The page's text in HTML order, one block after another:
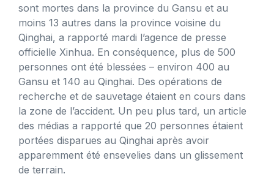
sont mortes dans la province du Gansu et au
moins 13 autres dans la province voisine du
Qinghai, a rapporté mardi l’agence de presse
officielle Xinhua. En conséquence, plus de 500
personnes ont été blessées – environ 400 au
Gansu et 140 au Qinghai. Des opérations de
recherche et de sauvetage étaient en cours dans
la zone de l’accident. Un peu plus tard, un article
des médias a rapporté que 20 personnes étaient
portées disparues au Qinghai après avoir
apparemment été ensevelies dans un glissement
de terrain.